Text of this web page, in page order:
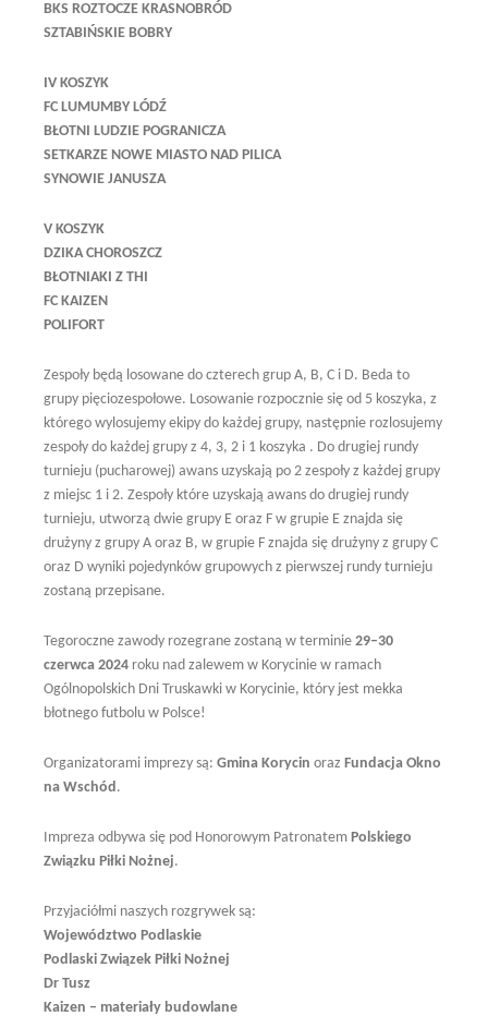
BKS ROZTOCZE KRASNOBRÓD
SZTABIŃSKIE BOBRY
IV KOSZYK
FC LUMUMBY LÓDŹ
BŁOTNI LUDZIE POGRANICZA
SETKARZE NOWE MIASTO NAD PILICA
SYNOWIE JANUSZA
V KOSZYK
DZIKA CHOROSZCZ
BŁOTNIAKI Z THI
FC KAIZEN
POLIFORT
Zespoły będą losowane do czterech grup A, B, C i D. Beda to
grupy pięciozespołowe. Losowanie rozpocznie się od 5 koszyka, z
którego wylosujemy ekipy do każdej grupy, następnie rozlosujemy
zespoły do każdej grupy z 4, 3, 2 i 1 koszyka . Do drugiej rundy
turnieju (pucharowej) awans uzyskają po 2 zespoły z każdej grupy
z miejsc 1 i 2. Zespoły które uzyskają awans do drugiej rundy
turnieju, utworzą dwie grupy E oraz F w grupie E znajda się
drużyny z grupy A oraz B, w grupie F znajda się drużyny z grupy C
oraz D wyniki pojedynków grupowych z pierwszej rundy turnieju
zostaną przepisane.
Tegoroczne zawody rozegrane zostaną w terminie 29–30
czerwca 2024 roku nad zalewem w Korycinie w ramach
Ogólnopolskich Dni Truskawki w Korycinie, który jest mekka
błotnego futbolu w Polsce!
Organizatorami imprezy są: Gmina Korycin oraz Fundacja Okno
na Wschód.
Impreza odbywa się pod Honorowym Patronatem Polskiego
Związku Piłki Nożnej.
Przyjaciółmi naszych rozgrywek są:
Województwo Podlaskie
Podlaski Związek Piłki Nożnej
Dr Tusz
Kaizen – materiały budowlane